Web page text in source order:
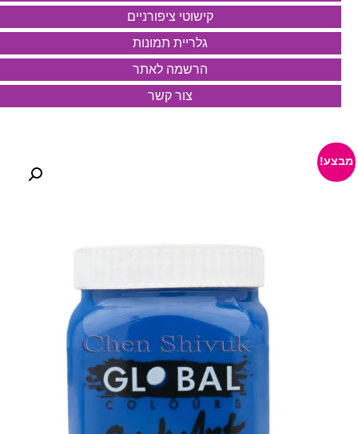
קישוטי ציפורניים
גלריית תמונות
הרשמה לאתר
צור קשר
מבצע!